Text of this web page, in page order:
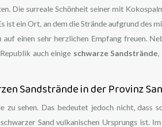
Die surreale Schönheit seiner mit
ist ein Ort, an dem die Strände aufgrund des
einen sehr herzlichen Empfang freuen.
auch einige schwarze Sandstrände,
Sandstrände in der Provinz
zu sehen. Das bedeutet jedoch nicht, dass
Sand vulkanischen Ursprungs ist.